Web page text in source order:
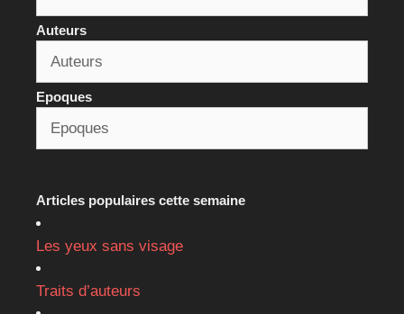
Auteurs
Epoques
Articles populaires cette semaine
Les yeux sans visage
Traits d’auteurs